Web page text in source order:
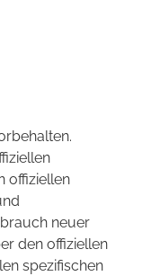
offiziellen
neuer
den offiziellen
spezifischen